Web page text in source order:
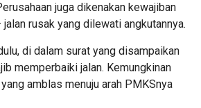
juga dikenakan kewajiban
rusak yang dilewati angkutannya.
di dalam surat yang disampaikan
memperbaiki jalan. Kemungkinan
amblas menuju arah PMKSnya